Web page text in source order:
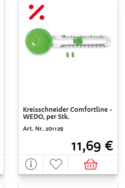
Kreisschneider Comfortline -
WEDO, per Stk.
Art. Nr. 201129
11,69 €